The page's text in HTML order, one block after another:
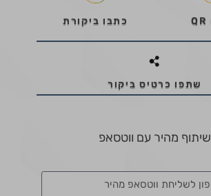
כתבו ביקורת
שתפו כרטיס ביקור
שיתוף מהיר עם ווטסאפ